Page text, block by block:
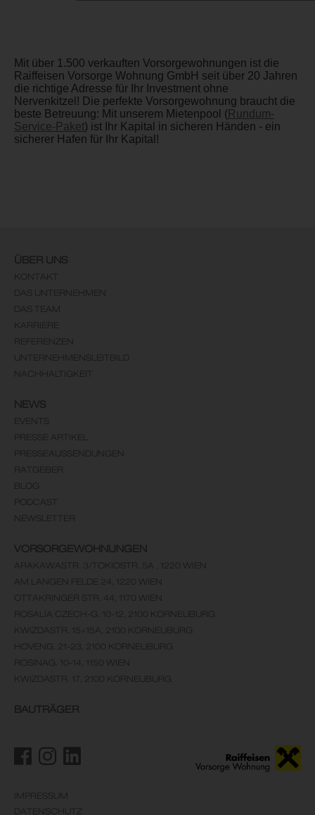
Mit über 1.500 verkauften Vorsorgewohnungen ist die
Raiffeisen Vorsorge Wohnung GmbH seit über 20 Jahren
die richtige Adresse für Ihr Investment ohne
Nervenkitzel! Die perfekte Vorsorgewohnung braucht die
beste Betreuung: Mit unserem Mietenpool (Rundum-
Service-Paket) ist Ihr Kapital in sicheren Händen - ein
sicherer Hafen für Ihr Kapital!
ÜBER UNS
KONTAKT
DAS UNTERNEHMEN
DAS TEAM
KARRIERE
REFERENZEN
UNTERNEHMENSLEITBILD
NACHHALTIGKEIT
NEWS
EVENTS
PRESSE ARTIKEL
PRESSEAUSSENDUNGEN
RATGEBER
BLOG
PODCAST
NEWSLETTER
VORSORGEWOHNUNGEN
ARAKAWASTR. 3/TOKIOSTR. 5A , 1220 WIEN
AM LANGEN FELDE 24, 1220 WIEN
OTTAKRINGER STR. 44, 1170 WIEN
ROSALIA CZECH-G. 10-12, 2100 KORNEUBURG
KWIZDASTR. 15+15A, 2100 KORNEUBURG
HOVENG. 21-23, 2100 KORNEUBURG
ROSINAG. 10-14, 1150 WIEN
KWIZDASTR. 17, 2100 KORNEUBURG
BAUTRÄGER
IMPRESSUM
DATENSCHUTZ